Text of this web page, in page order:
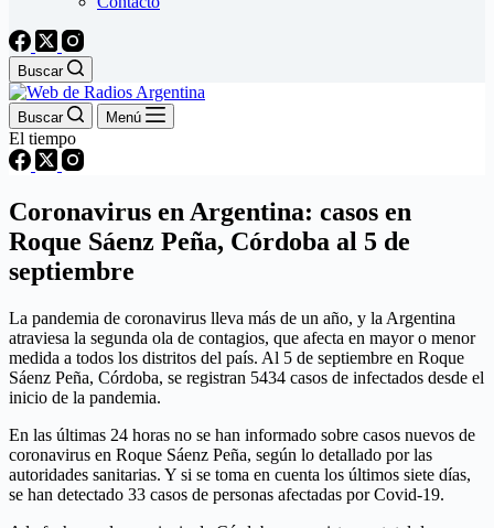
Buscar
Buscar Menú
El tiempo
Coronavirus en Argentina: casos en
Roque Sáenz Peña, Córdoba al 5 de
septiembre
La pandemia de coronavirus lleva más de un año, y la Argentina
atraviesa la segunda ola de contagios, que afecta en mayor o menor
medida a todos los distritos del país. Al 5 de septiembre en Roque
Sáenz Peña, Córdoba, se registran 5434 casos de infectados desde el
inicio de la pandemia.
En las últimas 24 horas no se han informado sobre casos nuevos de
coronavirus en Roque Sáenz Peña, según lo detallado por las
autoridades sanitarias. Y si se toma en cuenta los últimos siete días,
se han detectado 33 casos de personas afectadas por Covid-19.